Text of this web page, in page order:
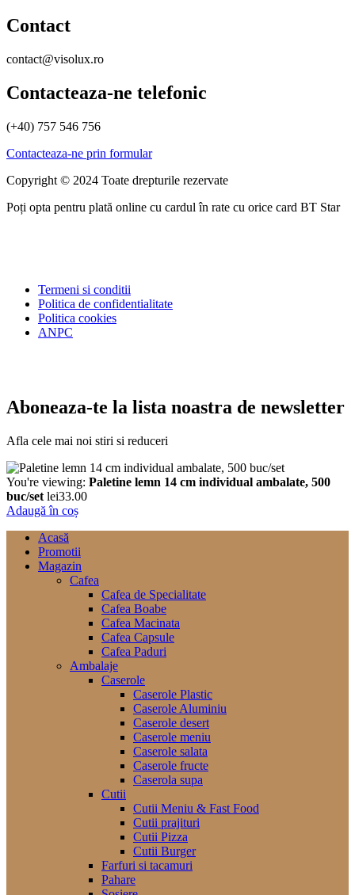
Contact
contact@visolux.ro
Contacteaza-ne telefonic
(+40) 757 546 756
Contacteaza-ne prin formular
Copyright © 2024 Toate drepturile rezervate
Poți opta pentru plată online cu cardul în rate cu orice card BT Star
Termeni si conditii
Politica de confidentialitate
Politica cookies
ANPC
Aboneaza-te la lista noastra de newsletter
Afla cele mai noi stiri si reduceri
You're viewing: Paletine lemn 14 cm individual ambalate, 500
buc/set lei33.00
Adaugă în coș
Acasă
Promotii
Magazin
Cafea
Cafea de Specialitate
Cafea Boabe
Cafea Macinata
Cafea Capsule
Cafea Paduri
Ambalaje
Caserole
Caserole Plastic
Caserole Aluminiu
Caserole desert
Caserole meniu
Caserole salata
Caserole fructe
Caserola supa
Cutii
Cutii Meniu & Fast Food
Cutii prajituri
Cutii Pizza
Cutii Burger
Farfuri si tacamuri
Pahare